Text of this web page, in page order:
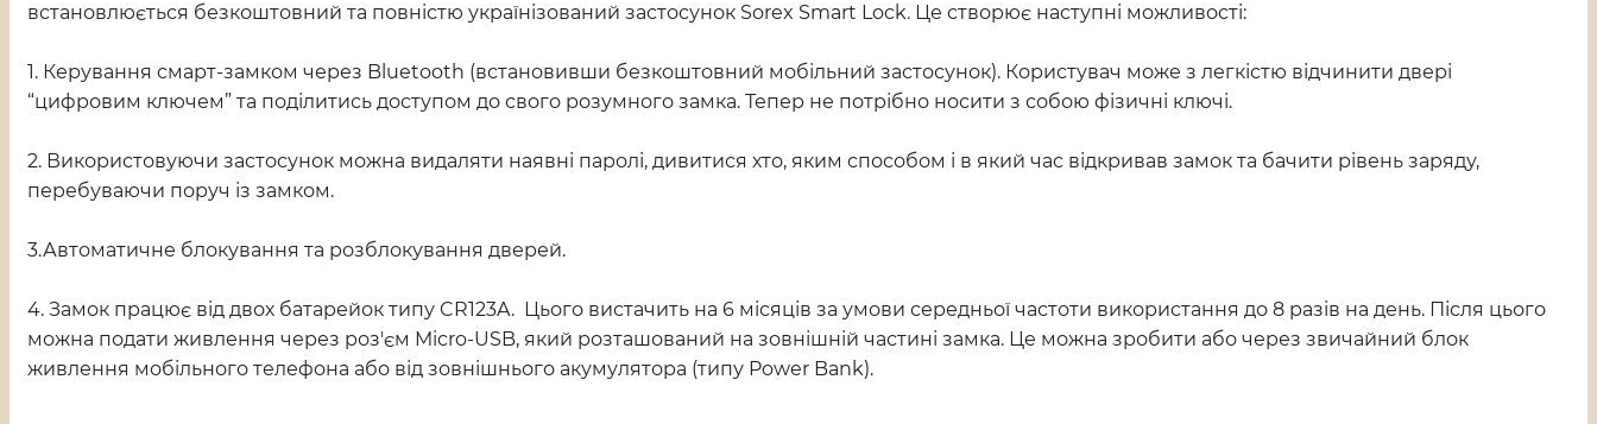
встановлюється безкоштовний та повністю українізований застосунок Sorex Smart Lock. Це створює наступні можливості:
1. Керування смарт-замком через Bluetooth (встановивши безкоштовний мобільний застосунок). Користувач може з легкістю відчинити двері
“цифровим ключем” та поділитись доступом до свого розумного замка. Тепер не потрібно носити з собою фізичні ключі.
2. Використовуючи застосунок можна видаляти наявні паролі, дивитися хто, яким способом і в який час відкривав замок та бачити рівень заряду,
перебуваючи поруч із замком.
3.Автоматичне блокування та розблокування дверей.
4. Замок працює від двох батарейок типу CR123A. Цього вистачить на 6 місяців за умови середньої частоти використання до 8 разів на день. Після цього
можна подати живлення через роз'єм Micro-USB, який розташований на зовнішній частині замка. Це можна зробити або через звичайний блок
живлення мобільного телефона або від зовнішнього акумулятора (типу Power Bank).